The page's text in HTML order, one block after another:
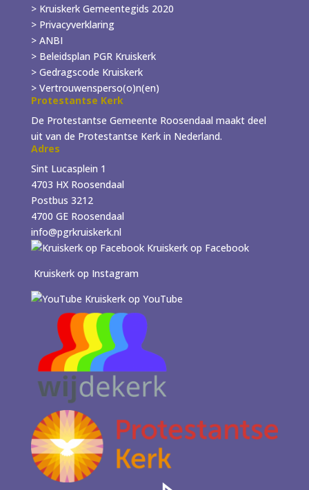
>Kruiskerk Gemeentegids 2020
> Privacyverklaring
> ANBI
> Beleidsplan PGR Kruiskerk
> Gedragscode Kruiskerk
> Vertrouwensperso(o)n(en)
Protestantse Kerk
De Protestantse Gemeente Roosendaal maakt deel
uit van de Protestantse Kerk in Nederland.
Adres
Sint Lucasplein 1
4703 HX Roosendaal
Postbus 3212
4700 GE Roosendaal
info@pgrkruiskerk.nl
Kruiskerk op Facebook
Kruiskerk op Instagram
Kruiskerk op YouTube